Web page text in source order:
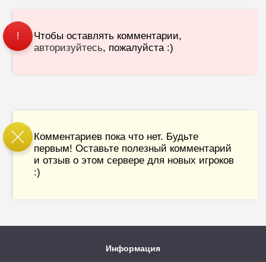
!
Чтобы оставлять комментарии,
авторизуйтесь, пожалуйста :)
Комментариев пока что нет. Будьте
первым! Оставьте полезный комментарий
и отзыв о этом сервере для новых игроков
:)
Информация